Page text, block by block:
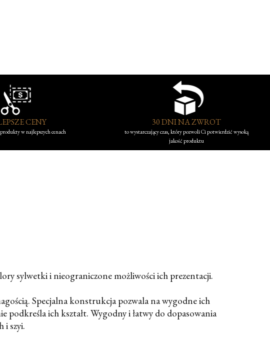
CENY
w najlepszych cenach
30 DNI NA ZWROT
to wystarczający czas, który pozwoli Ci potwierdzić wysoką
jakość produktu
sylwetki i nieograniczone możliwości ich prezentacji.
Specjalna konstrukcja pozwala na wygodne ich
podkreśla ich kształt. Wygodny i łatwy do dopasowania
i szyi.